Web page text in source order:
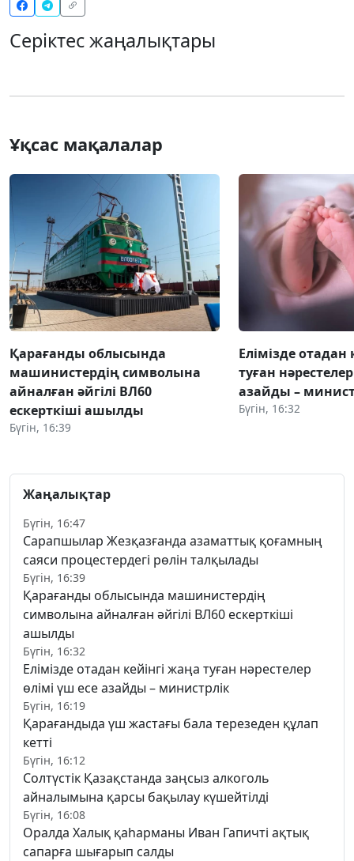
Серіктес жаңалықтары
Ұқсас мақалалар
Қарағанды облысында
машинистердің символына
айналған әйгілі ВЛ60
ескерткіші ашылды
Бүгін, 16:39
Елімізде отадан
туған
азайды –
Бүгін, 16:32
Жаңалықтар
Бүгін, 16:47
Сарапшылар Жезқазғанда азаматтық қоғамның
саяси процестердегі рөлін талқылады
Бүгін, 16:39
Қарағанды облысында машинистердің
символына айналған әйгілі ВЛ60 ескерткіші
ашылды
Бүгін, 16:32
Елімізде отадан кейінгі жаңа туған нәрестелер
өлімі үш есе азайды – министрлік
Бүгін, 16:19
Қарағандыда үш жастағы бала терезеден құлап
кетті
Бүгін, 16:12
Солтүстік Қазақстанда заңсыз алкоголь
айналымына қарсы бақылау күшейтілді
Бүгін, 16:08
Оралда Халық қаһарманы Иван Гапичті ақтық
сапарға шығарып салды